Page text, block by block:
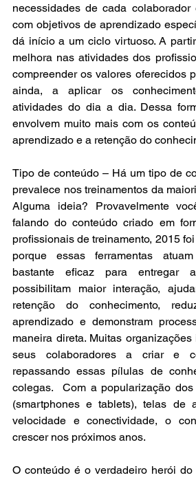
necessidades de cada colaborador
com objetivos de aprendizado
dá início a um ciclo virtuoso. A
melhora nas atividades dos
compreender os valores oferecidos
ainda, a aplicar os
atividades do dia a dia. Dessa
envolvem muito mais com os
aprendizado e a retenção do
Tipo de conteúdo – Há um tipo de
prevalece nos treinamentos da
Alguma ideia? Provavelmente
falando do conteúdo criado em
profissionais de treinamento, 2015
porque essas ferramentas
bastante eficaz para entregar
possibilitam maior interação,
retenção do conhecimento,
aprendizado e demonstram
maneira direta. Muitas
seus colaboradores a criar e
repassando essas pílulas de
colegas.  Com a popularização
(smartphones e tablets), telas de
velocidade e conectividade, o
crescer nos próximos anos.
O conteúdo é o verdadeiro herói